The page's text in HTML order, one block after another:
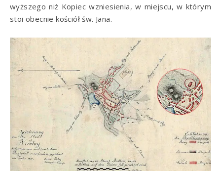
wyższego niż Kopiec wzniesienia, w miejscu, w którym
stoi obecnie kościół św. Jana.